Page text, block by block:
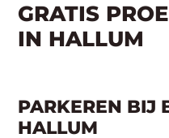
GRATIS
IN HALLUM
PARKEREN BIJ
HALLUM